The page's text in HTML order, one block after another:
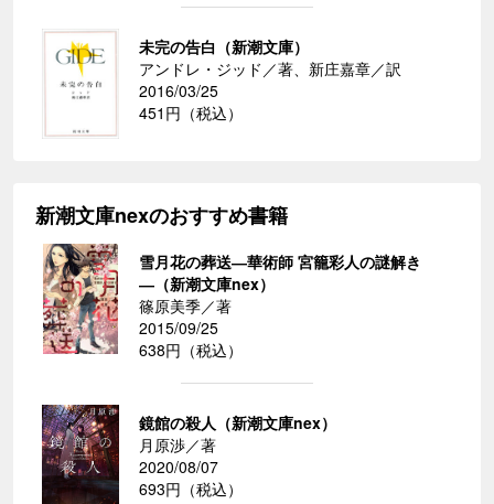
未完の告白（新潮文庫）
アンドレ・ジッド／著、新庄嘉章／訳
2016/03/25
451円（税込）
新潮文庫nexのおすすめ書籍
雪月花の葬送―華術師 宮籠彩人の謎解き
―（新潮文庫nex）
篠原美季／著
2015/09/25
638円（税込）
鏡館の殺人（新潮文庫nex）
月原渉／著
2020/08/07
693円（税込）